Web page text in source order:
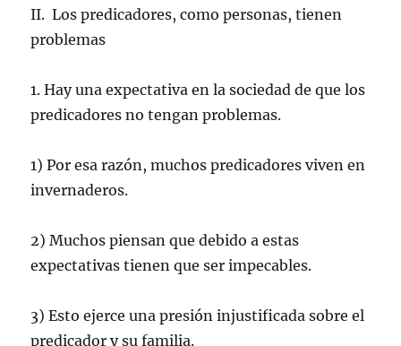
II. Los predicadores, como personas, tienen
problemas
1. Hay una expectativa en la sociedad de que los
predicadores no tengan problemas.
1) Por esa razón, muchos predicadores viven en
invernaderos.
2) Muchos piensan que debido a estas
expectativas tienen que ser impecables.
3) Esto ejerce una presión injustificada sobre el
predicador y su familia.